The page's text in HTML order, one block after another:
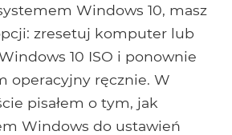
Windows 10, masz
zresetuj komputer lub
10 ISO i ponownie
operacyjny ręcznie. W
pisałem o tym, jak
Windows do ustawień